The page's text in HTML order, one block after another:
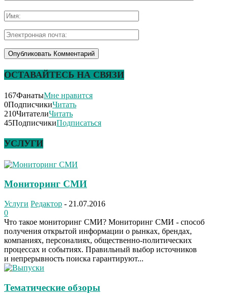
ОСТАВАЙТЕСЬ НА СВЯЗИ
167ФанатыМне нравится
0ПодписчикиЧитать
210ЧитателиЧитать
45ПодписчикиПодписаться
УСЛУГИ
Мониторинг СМИ
Услуги Редактор - 21.07.2016
0
Что такое мониторинг СМИ? Мониторинг СМИ - способ
получения открытой информации о рынках, брендах,
компаниях, персоналиях, общественно-политических
процессах и событиях. Правильный выбор источников
и непрерывность поиска гарантируют...
Тематические обзоры